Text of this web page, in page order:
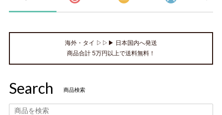
海外・タイ ▷▷▶ 日本国内へ発送
商品合計 5万円以上で送料無料！
Search 商品検索